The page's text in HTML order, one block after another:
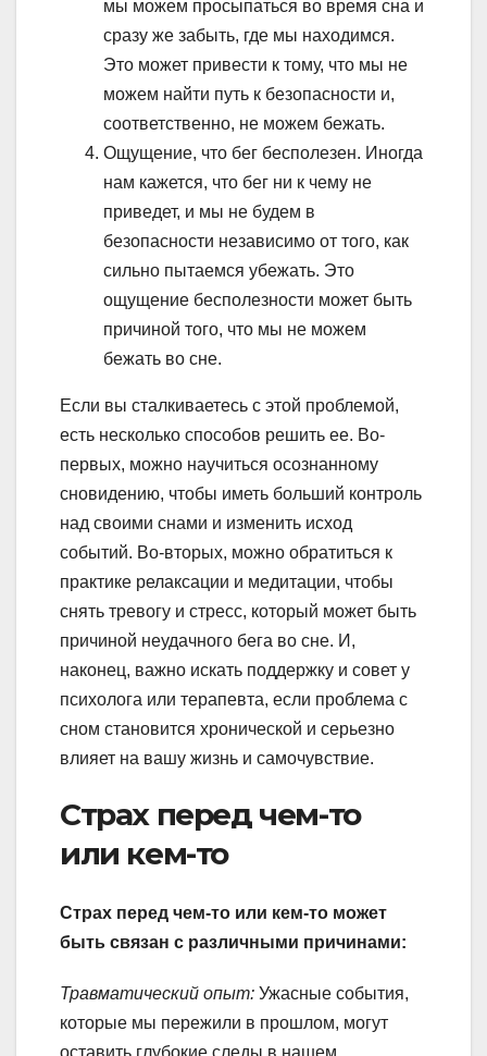
мы можем просыпаться во время сна и
сразу же забыть, где мы находимся.
Это может привести к тому, что мы не
можем найти путь к безопасности и,
соответственно, не можем бежать.
Ощущение, что бег бесполезен. Иногда
нам кажется, что бег ни к чему не
приведет, и мы не будем в
безопасности независимо от того, как
сильно пытаемся убежать. Это
ощущение бесполезности может быть
причиной того, что мы не можем
бежать во сне.
Если вы сталкиваетесь с этой проблемой,
есть несколько способов решить ее. Во-
первых, можно научиться осознанному
сновидению, чтобы иметь больший контроль
над своими снами и изменить исход
событий. Во-вторых, можно обратиться к
практике релаксации и медитации, чтобы
снять тревогу и стресс, который может быть
причиной неудачного бега во сне. И,
наконец, важно искать поддержку и совет у
психолога или терапевта, если проблема с
сном становится хронической и серьезно
влияет на вашу жизнь и самочувствие.
Страх перед чем-то
или кем-то
Страх перед чем-то или кем-то может
быть связан с различными причинами:
Травматический опыт: Ужасные события,
которые мы пережили в прошлом, могут
оставить глубокие следы в нашем